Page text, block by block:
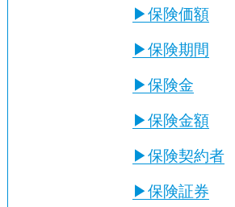
保険価額
保険期間
保険金
保険金額
保険契約者
保険証券